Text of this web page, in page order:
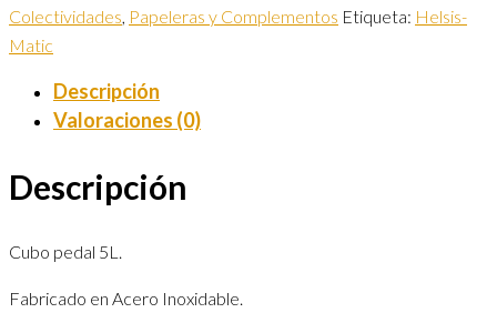
Colectividades, Papeleras y Complementos Etiqueta: Helsis-
Matic
Descripción
Valoraciones (0)
Descripción
Cubo pedal 5L.
Fabricado en Acero Inoxidable.